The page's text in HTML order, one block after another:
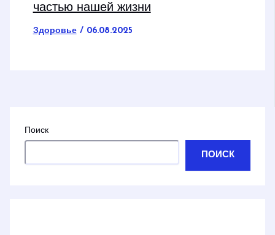
частью нашей жизни
Здоровье/ 06.08.2025
Поиск
ПОИСК